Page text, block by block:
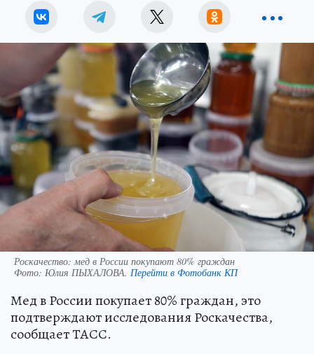
Роскачество: мед в России покупают 80% граждан
Фото: Юлия ПЫХАЛОВА. Перейти в Фотобанк КП
Мед в России покупает 80% граждан, это
подтверждают исследования Роскачества,
сообщает ТАСС.